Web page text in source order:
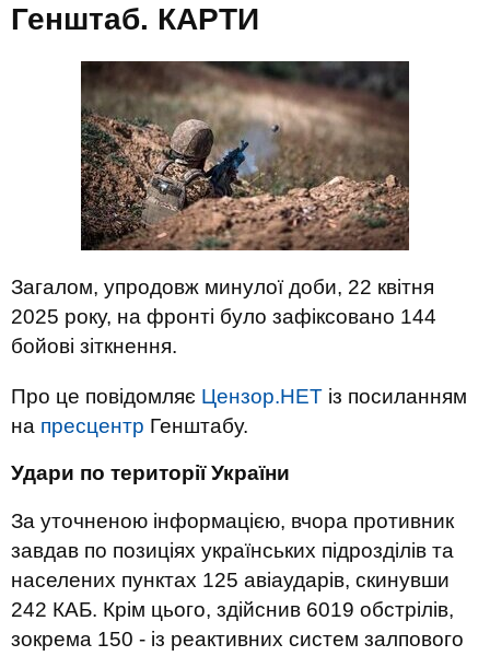
Генштаб. КАРТИ
Загалом, упродовж минулої доби, 22 квітня
2025 року, на фронті було зафіксовано 144
бойові зіткнення.
Про це повідомляє Цензор.НЕТ із посиланням
на пресцентр Генштабу.
Удари по території України
За уточненою інформацією, вчора противник
завдав по позиціях українських підрозділів та
населених пунктах 125 авіаударів, скинувши
242 КАБ. Крім цього, здійснив 6019 обстрілів,
зокрема 150 - із реактивних систем залпового